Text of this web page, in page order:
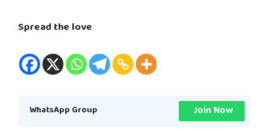
Spread the love
WhatsApp Group Join Now